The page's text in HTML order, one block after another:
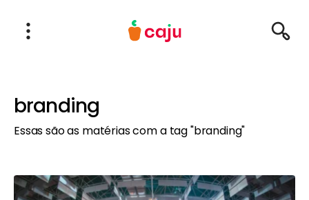
Menu Principal
Abrir Menu
branding
Essas são as matérias com a tag "branding"